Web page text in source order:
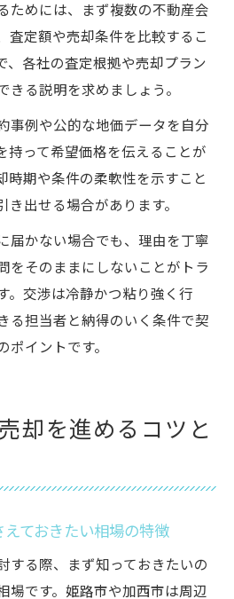
ためには、まず複数の不動産会
査定額や売却条件を比較するこ
、各社の査定根拠や売却プラン
きる説明を求めましょう。
事例や公的な地価データを自分
持って希望価格を伝えることが
時期や条件の柔軟性を示すこと
出せる場合があります。
届かない場合でも、理由を丁寧
をそのままにしないことがトラ
。交渉は冷静かつ粘り強く行
る担当者と納得のいく条件で契
イントです。
却を進めるコツと
ておきたい相場の特徴
する際、まず知っておきたいの
場です。姫路市や加西市は周辺